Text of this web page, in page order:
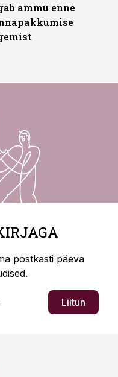
ammu enne
postkasti päeva
Liitun